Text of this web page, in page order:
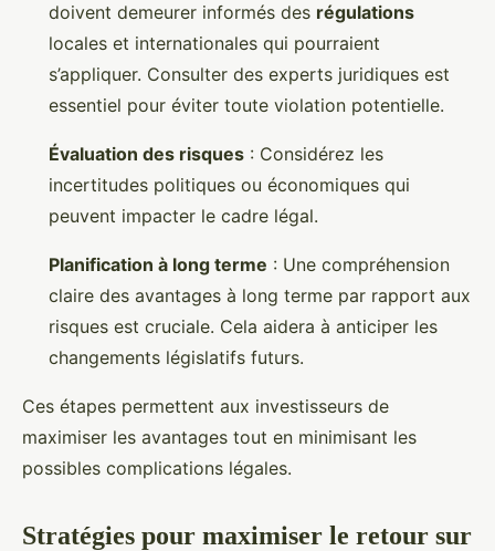
doivent demeurer informés des régulations
locales et internationales qui pourraient
s’appliquer. Consulter des experts juridiques est
essentiel pour éviter toute violation potentielle.
Évaluation des risques : Considérez les
incertitudes politiques ou économiques qui
peuvent impacter le cadre légal.
Planification à long terme : Une compréhension
claire des avantages à long terme par rapport aux
risques est cruciale. Cela aidera à anticiper les
changements législatifs futurs.
Ces étapes permettent aux investisseurs de
maximiser les avantages tout en minimisant les
possibles complications légales.
Stratégies pour maximiser le retour sur